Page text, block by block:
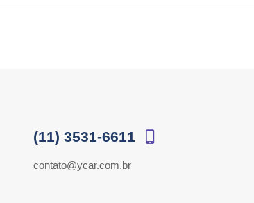
(11) 3531-6611
contato@ycar.com.br